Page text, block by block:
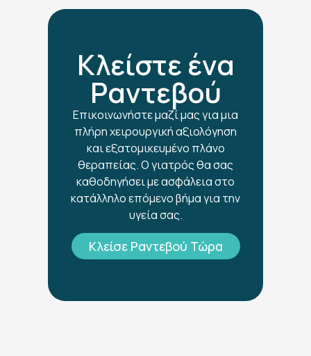
Κλείστε ένα
Ραντεβού
Επικοινωνήστε μαζί μας για μια
πλήρη χειρουργική αξιολόγηση
και εξατομικευμένο πλάνο
θεραπείας. Ο γιατρός θα σας
καθοδηγήσει με ασφάλεια στο
κατάλληλο επόμενο βήμα για την
υγεία σας.
Κλείσε Ραντεβού Τώρα